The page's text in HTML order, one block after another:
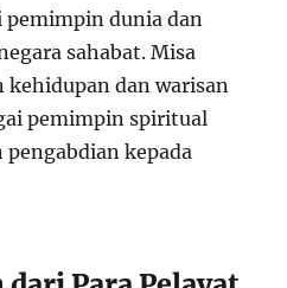
dunia dan
sahabat. Misa
dan warisan
pemimpin spiritual
kepada